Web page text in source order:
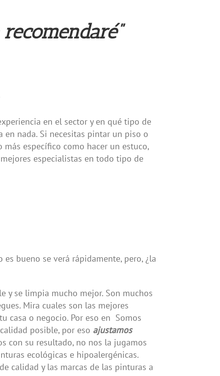
en el sector y en qué tipo de
nada. Si necesitas pintar un piso o
específico como hacer un estuco,
especialistas en todo tipo de
bueno se verá rápidamente, pero, ¿la
y se limpia mucho mejor. Son muchos
Mira cuales son las mejores
casa o negocio. Por eso en Somos
posible, por eso ajustamos
con su resultado, no nos la jugamos
ecológicas e hipoalergénicas.
calidad y las marcas de las pinturas a